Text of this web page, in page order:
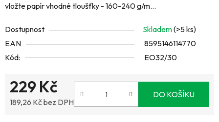
vložte papír vhodné tloušťky - 160-240 g/m...
Dostupnost Skladem(>5 ks)
EAN
8595146114770
Kód:
EO32/30
229 Kč
189,26 Kč bez DPH
DO KOŠÍKU